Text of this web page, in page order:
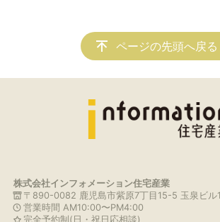
ページの先頭へ戻る
株式会社インフォメーション住宅産業
〒890-0082 鹿児島市紫原7丁目15-5 玉泉ビル
営業時間 AM10:00〜PM4:00
完全予約制(日・祝日応相談)